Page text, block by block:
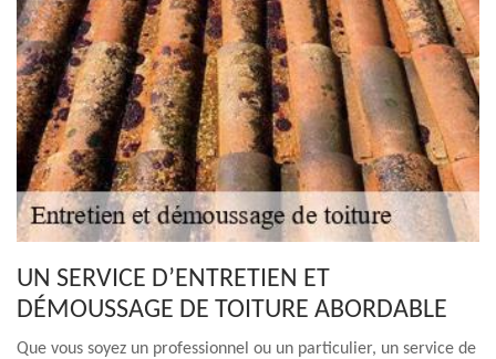
UN SERVICE D’ENTRETIEN ET
DÉMOUSSAGE DE TOITURE ABORDABLE
Que vous soyez un professionnel ou un particulier, un service de